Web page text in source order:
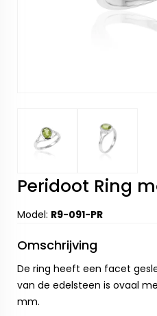
Peridoot Ring
Model: R9-091-PR
Omschrijving
De ring heeft een facet
van de edelsteen is ovaal
mm.